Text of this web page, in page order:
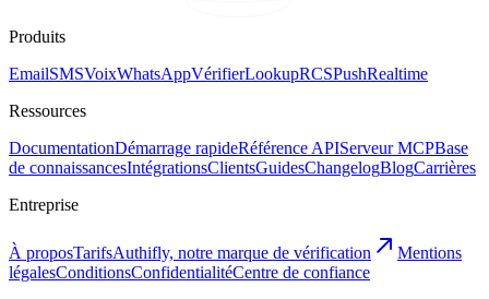
Produits
EmailSMSVoixWhatsAppVérifierLookupRCSPushRealtime
Ressources
DocumentationDémarrage rapideRéférence APIServeur MCPBase
de connaissancesIntégrationsClientsGuidesChangelogBlogCarrières
Entreprise
À proposTarifsAuthifly, notre marque de vérification
Mentions
légalesConditionsConfidentialitéCentre de confiance